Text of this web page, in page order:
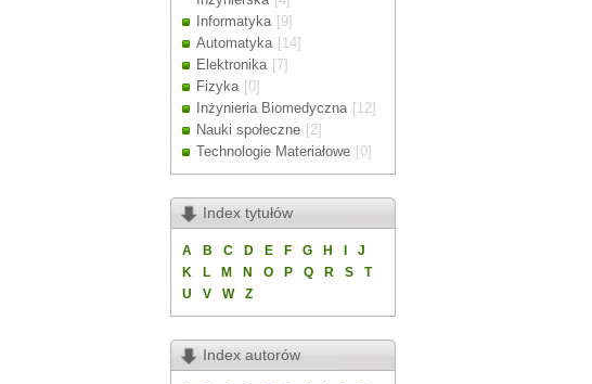
Informatyka [9]
Automatyka [14]
Elektronika [7]
Fizyka [0]
Inżynieria Biomedyczna [12]
Nauki społeczne [2]
Technologie Materiałowe [0]
Index tytułów
A B C D E F G H
J
K
L M N O P Q R S
T
U
V W Z
Index autorów